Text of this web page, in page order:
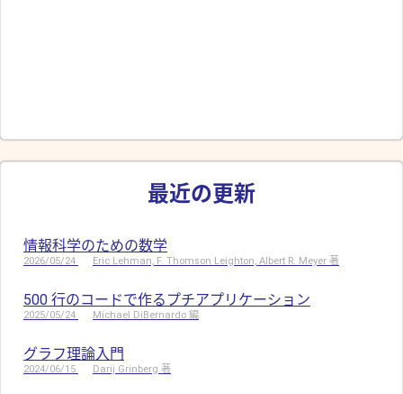
最近の更新
情報科学のための数学
2026/05/24 Eric Lehman, F. Thomson Leighton, Albert R. Meyer 著
500 行のコードで作るプチアプリケーション
2025/05/24 Michael DiBernardo 編
グラフ理論入門
2024/06/15 Darij Grinberg 著